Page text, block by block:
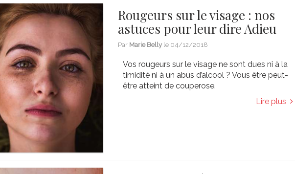
Rougeurs sur le visage : nos
astuces pour leur dire Adieu
Par Marie Belly le 04/12/2018
Vos rougeurs sur le visage ne sont dues ni à la
timidité ni à un abus d’alcool ? Vous être peut-
être atteint de couperose.
Lire plus